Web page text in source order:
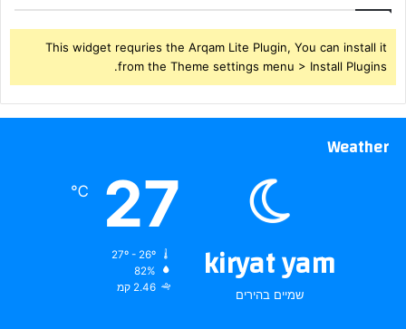
This widget requries the Arqam Lite Plugin, You can install it
from the Theme settings menu > Install Plugins.
Weather
kiryat yam
שמיים בהירים
27
℃
82%
2.46 קמ